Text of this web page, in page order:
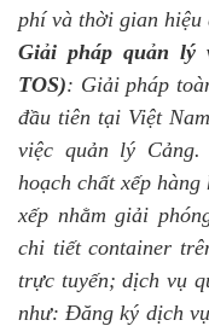
phí và thời gian hiệu
Giải pháp quản lý
TOS): Giải pháp
đầu tiên tại Việt
việc quản lý
hoạch chất xếp
xếp nhằm giải
chi tiết container
trực tuyến; dịch vụ
như: Đăng ký dịch